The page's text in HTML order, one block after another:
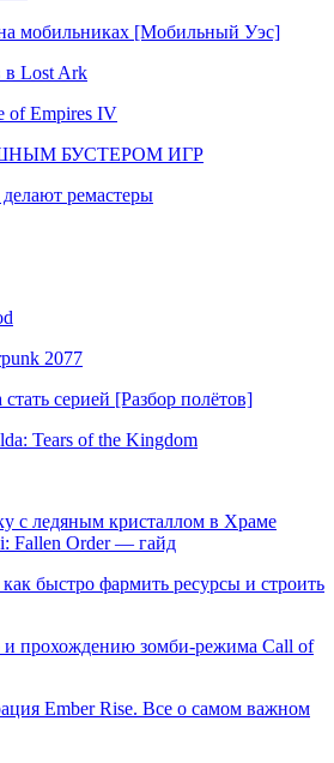
мобильниках [Мобильный Уэс]
в Lost Ark
of Empires IV
БУСТЕРОМ ИГР
ремастеры
2077
серией [Разбор полётов]
Tears of the Kingdom
с ледяным кристаллом в Храме
Fallen Order — гайд
быстро фармить ресурсы и строить
прохождению зомби-режима Call of
Ember Rise. Все о самом важном